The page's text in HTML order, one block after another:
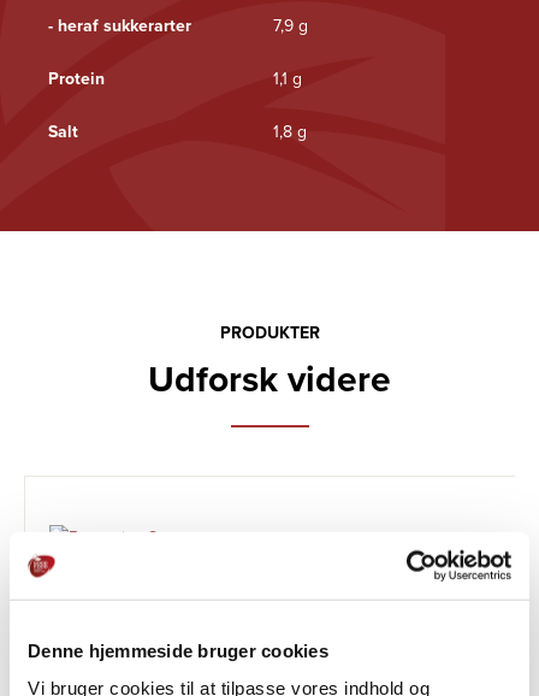
Denne hjemmeside bruger cookies
Vi bruger cookies til at tilpasse vores indhold og
- heraf sukkerarter 7,9 g
Protein 1,1 g
Salt 1,8 g
PRODUKTER
Udforsk videre